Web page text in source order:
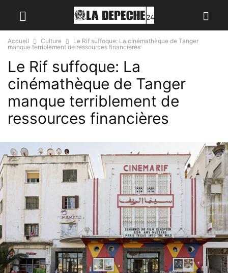
Accueil Culture
Le Rif suffoque: La cinémathèque de Tanger
manque terriblement de ressources financières
Le Rif suffoque: La
cinémathèque de Tanger
manque terriblement de
ressources financières